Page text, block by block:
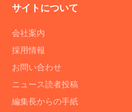
サイトについて
会社案内
採用情報
お問い合わせ
ニュース読者投稿
編集長からの手紙